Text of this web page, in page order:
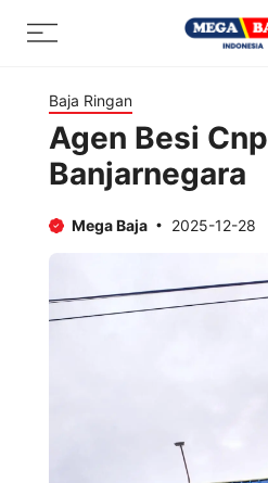
Menu
Baja Ringan
Agen Besi Cnp
Banjarnegara
Mega Baja 2025-12-28